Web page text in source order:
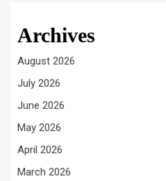
Archives
August 2026
July 2026
June 2026
May 2026
April 2026
March 2026